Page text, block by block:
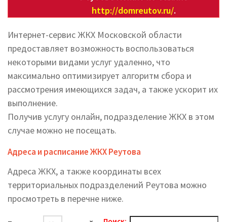
http://domreutov.ru/.
Интернет-сервис ЖКХ Московской области
предоставляет возможность воспользоваться
некоторыми видами услуг удаленно, что
максимально оптимизирует алгоритм сбора и
рассмотрения имеющихся задач, а также ускорит их
выполнение.
Получив услугу онлайн, подразделение ЖКХ в этом
случае можно не посещать.
Адреса и расписание ЖКХ Реутова
Адреса ЖКХ, а также координаты всех
территориальных подразделений Реутова можно
просмотреть в перечне ниже.